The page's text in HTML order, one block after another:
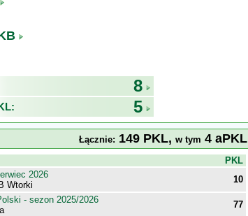
8
5
Łącznie: 149 PKL, w tym 4 aPKL
PKL
2026
Wtorki
10
- sezon 2025/2026
77